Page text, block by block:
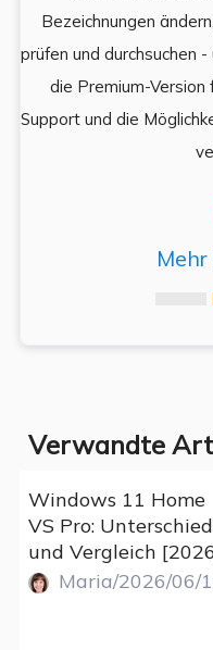
Bezeichnungen
prüfen und durchsuchen
die Premium-
Support und die
Verwandte
Windows 11 Home
VS Pro:
und Vergleich
Maria/2026/06/